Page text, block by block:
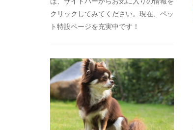
クリックしてみてください。現在、ペッ
ト特設ページを充実中です！